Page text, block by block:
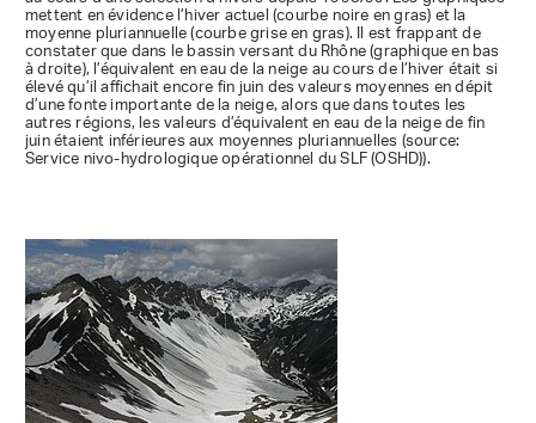
mettent en évidence l’hiver actuel (courbe noire en gras) et la
moyenne pluriannuelle (courbe grise en gras). Il est frappant de
constater que dans le bassin versant du Rhône (graphique en bas
à droite), l’équivalent en eau de la neige au cours de l’hiver était si
élevé qu’il affichait encore fin juin des valeurs moyennes en dépit
d’une fonte importante de la neige, alors que dans toutes les
autres régions, les valeurs d’équivalent en eau de la neige de fin
juin étaient inférieures aux moyennes pluriannuelles (source:
Service nivo-hydrologique opérationnel du SLF (OSHD)).